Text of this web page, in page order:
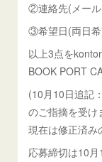
②連絡先(メー
③希望日(両日希
以上3点を
BOOK PORT
(10月10日追記
のご指摘を受け
現在は修正済み
応募締切は10